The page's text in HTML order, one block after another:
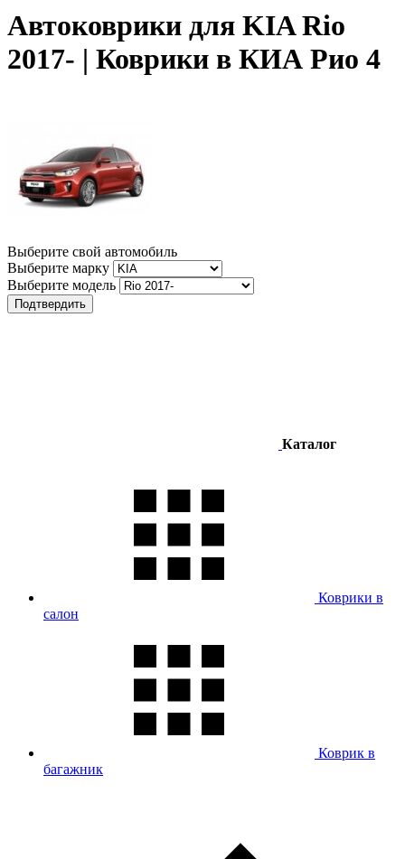
Автоковрики для KIA Rio
2017- | Коврики в КИА Рио 4
Выберите свой автомобиль
Выберите марку
Выберите модель
Подтвердить
Каталог
Коврики в
салон
Коврик в
багажник